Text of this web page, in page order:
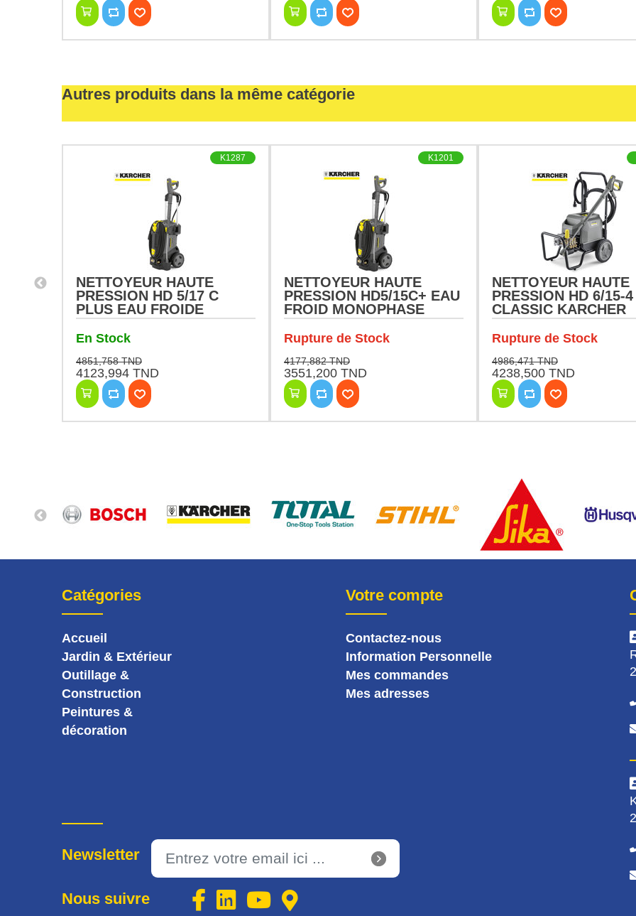
Autres produits dans la même catégorie
K1287
NETTOYEUR HAUTE
PRESSION HD 5/17 C
PLUS EAU FROIDE
MONOPHASE KARCHER
En Stock
4851,758 TND
4123,994 TND
K1201
NETTOYEUR HAUTE
PRESSION HD5/15C+ EAU
FROID MONOPHASE
KARCHER
Rupture de Stock
4177,882 TND
3551,200 TND
NETTOYEUR HAUTE
PRESSION HD 6/15-4
CLASSIC KARCHER
Rupture de Stock
4986,471 TND
4238,500 TND
Catégories
Accueil
Jardin & Extérieur
Outillage &
Construction
Peintures &
décoration
Votre compte
Contactez-nous
Information Personnelle
Mes commandes
Mes adresses
Newsletter
Nous suivre